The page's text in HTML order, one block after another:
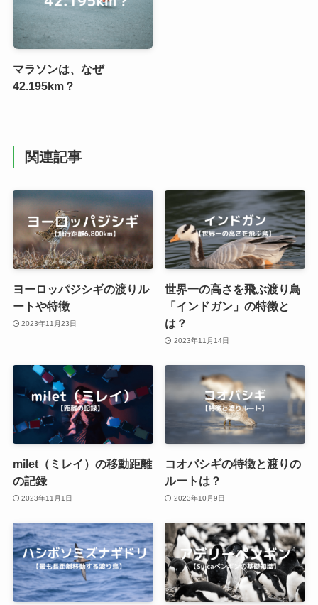
マラソンは、なぜ
42.195km？
関連記事
ヨーロッパジシギの渡りル
ートや特徴
2023年11月23日
世界一の高さを飛ぶ渡り鳥
「インドガン」の特徴と
は？
2023年11月14日
milet（ミレイ）の移動距離
の記録
2023年11月1日
コオバシギの特徴と渡りの
ルートは？
2023年10月9日